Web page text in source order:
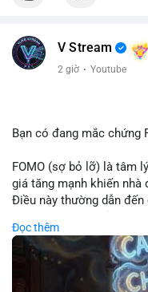
V Stream
2 giờ · Youtube
Bạn có đang mắc chứng
FOMO (sợ bỏ lỡ) là tâm
giá tăng mạnh khiến
Điều này thường dẫn
chiến lược đầu tư rõ
🎥 Xem video trực tiếp
Đọc thêm